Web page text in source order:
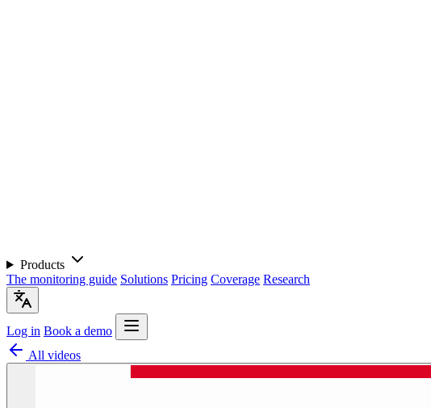
Products
The monitoring guide Solutions Pricing Coverage Research
Log in Book a demo
All videos